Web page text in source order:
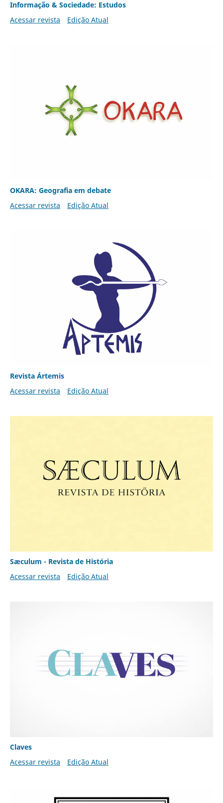
Informação & Sociedade: Estudos
Acessar revista
Edição Atual
OKARA: Geografia em debate
Acessar revista
Edição Atual
Revista Ártemis
Acessar revista
Edição Atual
Sæculum - Revista de História
Acessar revista
Edição Atual
Claves
Acessar revista
Edição Atual